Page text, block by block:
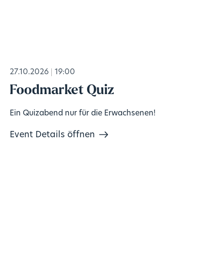
27.10.2026 19:00
Foodmarket Quiz
Ein Quizabend nur für die Erwachsenen!
Event Details öffnen